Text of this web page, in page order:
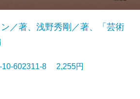
／著、浅野秀剛／著、「芸術
10-602311-8 2,255円